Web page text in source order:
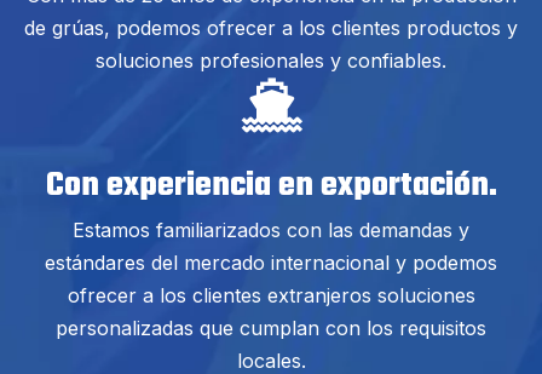
de grúas, podemos ofrecer a los clientes productos y
soluciones profesionales y confiables.
Con experiencia en exportación.
Estamos familiarizados con las demandas y
estándares del mercado internacional y podemos
ofrecer a los clientes extranjeros soluciones
personalizadas que cumplan con los requisitos
locales.